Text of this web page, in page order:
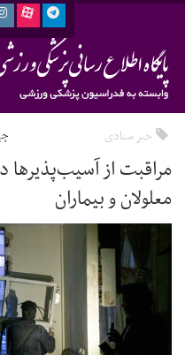
خبر ستادی
مراقبت از
معلولان و بیماران